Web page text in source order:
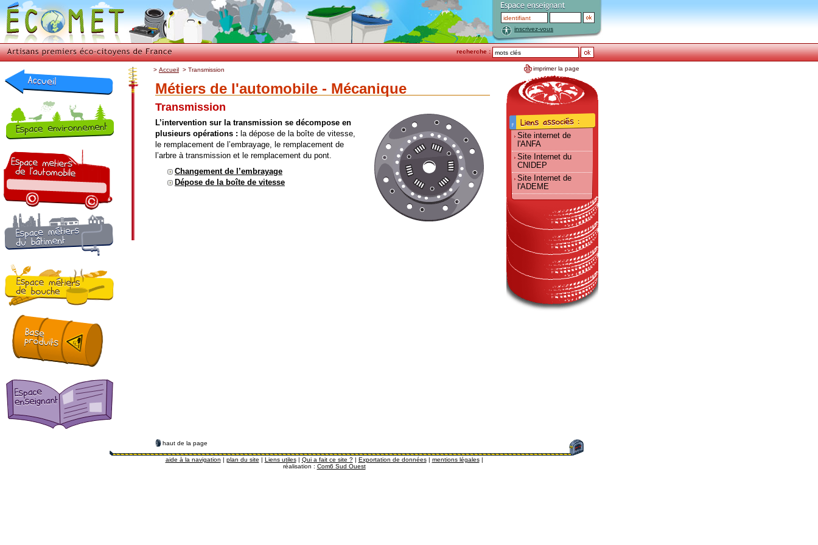
recherche :
inscrivez-vous
> Accueil > Transmission
Métiers de l'automobile - Mécanique
Transmission
L’intervention sur la transmission se décompose en
plusieurs opérations : la dépose de la boîte de vitesse,
le remplacement de l’embrayage, le remplacement de
l’arbre à transmission et le remplacement du pont.
Changement de l’embrayage
Dépose de la boîte de vitesse
imprimer la page
Site internet de
l'ANFA
Site Internet du
CNIDEP
Site Internet de
l'ADEME
haut de la page
aide à la navigation | plan du site | Liens utiles| Qui a fait ce site ?| Exportation de données| mentions légales|
réalisation : Com6 Sud Ouest